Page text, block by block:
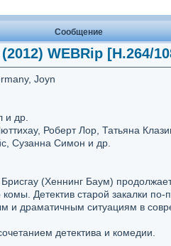
Сообщение
WEBRip [H.264/
Joyn
и др.
Роберт Лор, Татьяна
Сузанна Симон и др.
(Хеннинг Баум)
Детектив старой закалки
и драматичным ситуациям в
детектива и комедии.